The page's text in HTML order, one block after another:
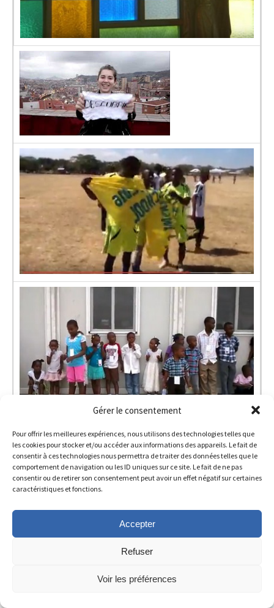
Gérer le consentement
Pour offrir les meilleures expériences, nous utilisons des technologies telles que
les cookies pour stocker et/ou accéder aux informations des appareils. Le fait de
consentir à ces technologies nous permettra de traiter des données telles que le
comportement de navigation ou les ID uniques sur ce site. Le fait de ne pas
consentir ou de retirer son consentement peut avoir un effet négatif sur certaines
caractéristiques et fonctions.
Accepter
Refuser
Voir les préférences
Br James on the Life of a Religious Brother
Zamora 2017 Espagne
La Mennais tournment Tanzanie 2016